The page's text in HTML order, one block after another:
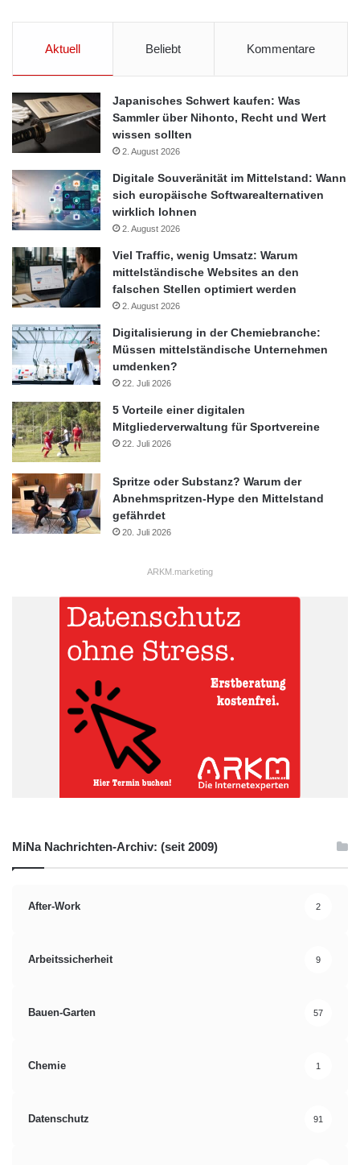
Aktuell Beliebt Kommentare
Japanisches Schwert kaufen: Was
Sammler über Nihonto, Recht und Wert
wissen sollten
2. August 2026
Digitale Souveränität im Mittelstand: Wann
sich europäische Softwarealternativen
wirklich lohnen
2. August 2026
Viel Traffic, wenig Umsatz: Warum
mittelständische Websites an den
falschen Stellen optimiert werden
2. August 2026
Digitalisierung in der Chemiebranche:
Müssen mittelständische Unternehmen
umdenken?
22. Juli 2026
5 Vorteile einer digitalen
Mitgliederverwaltung für Sportvereine
22. Juli 2026
Spritze oder Substanz? Warum der
Abnehmspritzen-Hype den Mittelstand
gefährdet
20. Juli 2026
ARKM.marketing
MiNa Nachrichten-Archiv: (seit 2009)
After-Work 2
Arbeitssicherheit 9
Bauen-Garten 57
Chemie 1
Datenschutz 91